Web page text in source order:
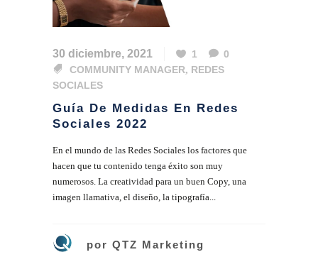
30 diciembre, 2021 1
0
COMMUNITY MANAGER, REDES
SOCIALES
Guía De Medidas En Redes
Sociales 2022
En el mundo de las Redes Sociales los factores que
hacen que tu contenido tenga éxito son muy
numerosos. La creatividad para un buen Copy, una
imagen llamativa, el diseño, la tipografía...
por QTZ Marketing